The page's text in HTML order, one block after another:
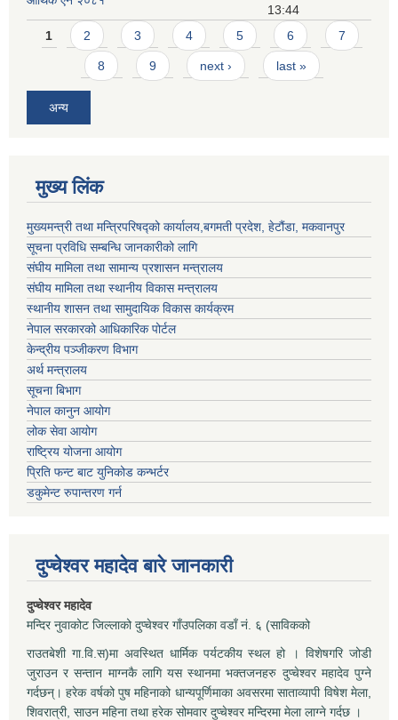
13:44
Pages
1 2 3 4 5 6 7
8 9 next › last »
अन्य
मुख्य लिंक
मुख्यमन्त्री तथा मन्त्रिपरिषद्को कार्यालय,बगमती प्रदेश, हेटौंडा, मकवानपुर
सूचना प्रविधि सम्बन्धि जानकारीको लागि
संघीय मामिला तथा सामान्य प्रशासन मन्त्रालय
संघीय मामिला तथा स्थानीय विकास मन्त्रालय
स्थानीय शासन तथा सामुदायिक विकास कार्यक्रम
नेपाल सरकारको आधिकारिक पोर्टल
केन्द्रीय पञ्जीकरण विभाग
अर्थ मन्त्रालय
सूचना बिभाग
नेपाल कानुन आयोग
लोक सेवा आयोग
राष्ट्रिय योजना आयोग
प्रिति फन्ट बाट युनिकोड कन्भर्टर
डकुमेन्ट रुपान्तरण गर्न
दुप्चेश्वर महादेव बारे जानकारी
दुप्चेश्वर महादेव
मन्दिर नुवाकोट जिल्लाको दुप्चेश्वर गाँउपलिका वडाँ नं. ६ (साविकको
राउतबेशी गा.वि.स)मा अवस्थित धार्मिक पर्यटकीय स्थल हो । विशेषगरि जोडी
जुराउन र सन्तान माग्नकै लागि यस स्थानमा भक्तजनहरु दुप्चेश्वर महादेव पुग्ने
गर्दछन्। हरेक वर्षको पुष महिनाको धान्यपूर्णिमाका अवसरमा साताव्यापी विषेश मेला,
शिवरात्री, साउन महिना तथा हरेक सोमवार दुप्चेश्वर मन्दिरमा मेला लाग्ने गर्दछ ।